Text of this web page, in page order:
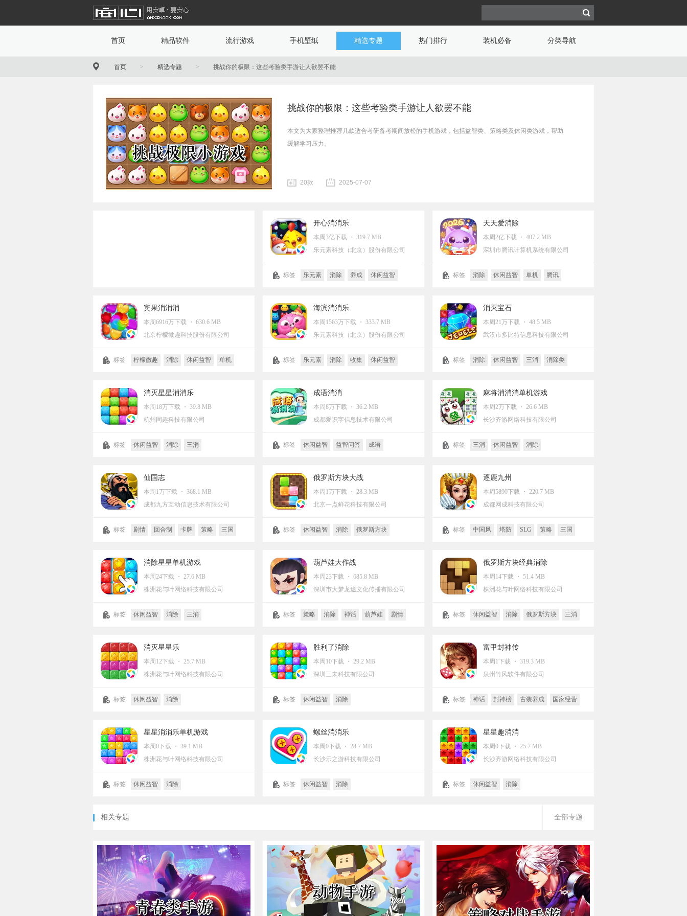
首页 精品软件 流行游戏 手机壁纸 精选专题 热门排行 装机必备 分类导航
首页 > 精选专题 > 挑战你的极限：这些考验类手游让人欲罢不能
挑战你的极限：这些考验类手游让人欲罢不能
本文为大家整理推荐几款适合考研备考期间放松的手机游戏，包括益智类、策略类及休闲类游戏，帮助
缓解学习压力。
20款 2025-07-07
开心消消乐
本周3亿下载 ・ 319.7 MB
乐元素科技（北京）股份有限公司
标签 乐元素 消除 养成
休闲益智
天天爱消除
本周2亿下载 ・ 407.2 MB
深圳市腾讯计算机系统有限公司
标签 消除 休闲益智 单机 腾讯
宾果消消消
本周6916万下载 ・ 630.6 MB
北京柠檬微趣科技股份有限公司
标签 柠檬微趣 消除 休闲益智
单机
海滨消消乐
本周1563万下载 ・ 333.7 MB
乐元素科技（北京）股份有限公司
标签 乐元素 消除 收集
休闲益智
消灭宝石
本周21万下载 ・ 48.5 MB
武汉市多比特信息科技有限公司
标签 消除 休闲益智 三消 消除类
消灭星星消消乐
本周18万下载 ・ 39.8 MB
杭州同趣科技有限公司
标签 休闲益智 消除 三消
成语消消
本周8万下载 ・ 36.2 MB
成都爱识字信息技术有限公司
标签 休闲益智 益智问答
成语
麻将消消消单机游戏
本周2万下载 ・ 26.6 MB
长沙齐游网络科技有限公司
标签 三消 休闲益智 消除
仙国志
本周1万下载 ・ 368.1 MB
成都九方互动信息技术有限公司
标签 剧情 回合制 卡牌 策略
三国
俄罗斯方块大战
本周1万下载 ・ 28.3 MB
北京一点鲜花科技有限公司
标签 休闲益智 消除 俄罗斯方块
逐鹿九州
本周5890下载 ・ 220.7 MB
成都网成科技有限公司
标签 中国风 塔防 SLG 策略
三国
消除星星单机游戏
本周24下载 ・ 27.6 MB
株洲花与叶网络科技有限公司
标签 休闲益智 消除 三消
葫芦娃大作战
本周23下载 ・ 685.8 MB
深圳市大梦龙途文化传播有限公司
标签 策略 消除 神话 葫芦娃
剧情
俄罗斯方块经典消除
本周14下载 ・ 51.4 MB
株洲花与叶网络科技有限公司
标签 休闲益智 消除 俄罗斯方块 三消
消灭星星乐
本周12下载 ・ 25.7 MB
株洲花与叶网络科技有限公司
标签 休闲益智 消除
胜利了消除
本周10下载 ・ 29.2 MB
深圳三未科技有限公司
标签 休闲益智 消除
富甲封神传
本周1下载 ・ 319.3 MB
泉州竹风软件有限公司
标签 神话 封神榜 古装养成
国家经营
星星消消乐单机游戏
本周0下载 ・ 39.1 MB
株洲花与叶网络科技有限公司
标签 休闲益智 消除
螺丝消消乐
本周0下载 ・ 28.7 MB
长沙乐之游科技有限公司
标签 休闲益智 消除
星星趣消消
本周0下载 ・ 25.7 MB
长沙齐游网络科技有限公司
标签 休闲益智 消除
全部专题
相关专题